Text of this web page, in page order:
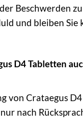
Beschwerden
und bleiben Sie
D4 Tabletten
von Crataegus
nach